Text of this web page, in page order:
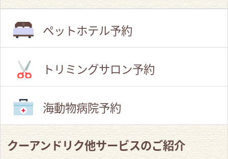
ペットホテル予約
トリミングサロン予約
海動物病院予約
クーアンドリク他サービスのご紹介